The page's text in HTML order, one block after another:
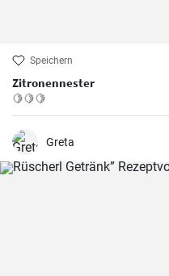
Speichern
Zitronennester
🍋🍋🍋
Greta